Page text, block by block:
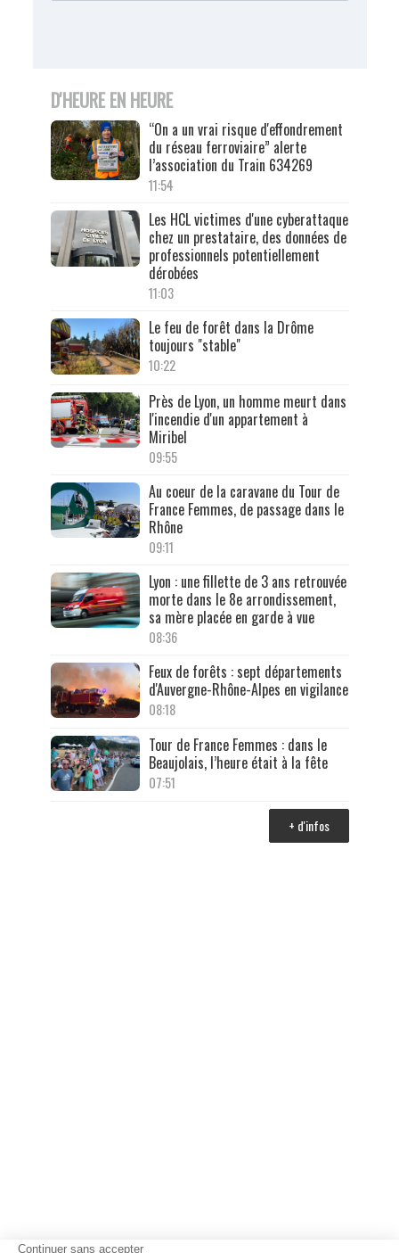
D'HEURE EN HEURE
“On a un vrai risque d'effondrement
du réseau ferroviaire” alerte
l’association du Train 634269
11:54
Les HCL victimes d'une cyberattaque
chez un prestataire, des données de
professionnels potentiellement
dérobées
11:03
Le feu de forêt dans la Drôme
toujours "stable"
10:22
Près de Lyon, un homme meurt dans
l'incendie d'un appartement à
Miribel
09:55
Au coeur de la caravane du Tour de
France Femmes, de passage dans le
Rhône
09:11
Lyon : une fillette de 3 ans retrouvée
morte dans le 8e arrondissement,
sa mère placée en garde à vue
08:36
Feux de forêts : sept départements
d'Auvergne-Rhône-Alpes en vigilance
08:18
Tour de France Femmes : dans le
Beaujolais, l’heure était à la fête
07:51
+ d'infos